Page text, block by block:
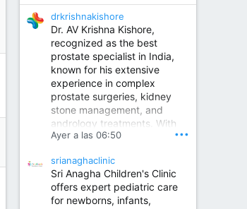
drkrishnakishore
Dr. AV Krishna Kishore,
recognized as the best
prostate specialist in India,
known for his extensive
experience in complex
prostate surgeries, kidney
stone management, and
andrology treatments. With
years of surgical practice and
invasive and robotic
techniques.
Ayer a las 06:50 •••
srianaghaclinic
Sri Anagha Children's Clinic
offers expert pediatric care
for newborns, infants,